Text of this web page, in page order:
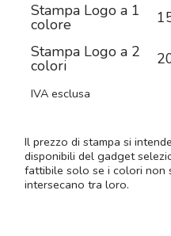
Stampa Logo a 1
colore
Stampa Logo a 2
colori
IVA esclusa
Il prezzo di stampa si
disponibili del gadget
fattibile solo se i colori non
intersecano tra loro.